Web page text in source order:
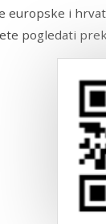
europske i
pogledati